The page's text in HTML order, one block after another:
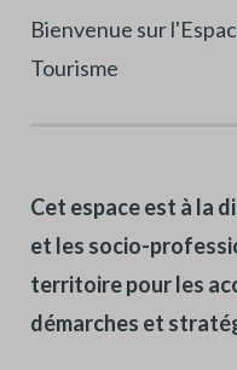
Bienvenue sur
Tourisme
Cet espace est à la
et les socio-
territoire pour les
démarches et